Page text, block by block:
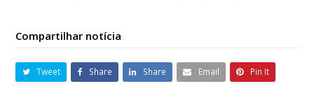
Compartilhar notícia
Tweet Share Share Email Pin It